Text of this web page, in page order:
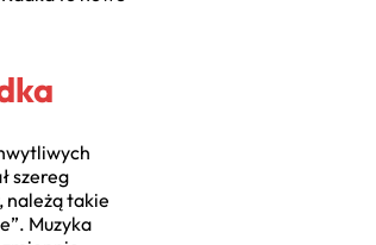
szereg
należą takie
Muzyka